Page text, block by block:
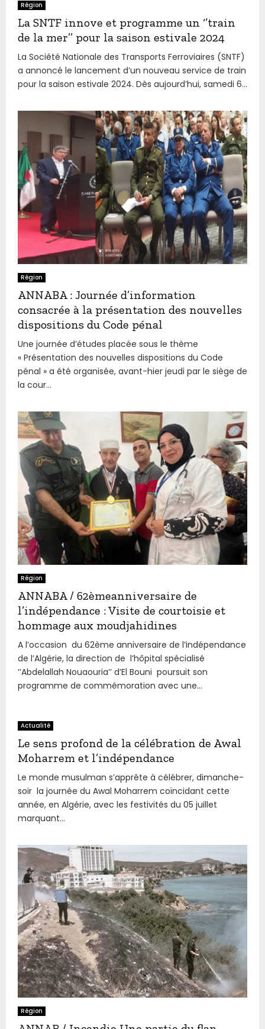
Région
La SNTF innove et programme un ‘’train
de la mer’’ pour la saison estivale 2024
La Société Nationale des Transports Ferroviaires (SNTF)
a annoncé le lancement d’un nouveau service de train
pour la saison estivale 2024. Dès aujourd’hui, samedi 6...
Région
ANNABA : Journée d’information
consacrée à la présentation des nouvelles
dispositions du Code pénal
Une journée d’études placée sous le thème
« Présentation des nouvelles dispositions du Code
pénal » a été organisée, avant-hier jeudi par le siège de
la cour...
Région
ANNABA / 62èmeanniversaire de
l’indépendance : Visite de courtoisie et
hommage aux moudjahidines
A l’occasion du 62ème anniversaire de l’indépendance
de l’Algérie, la direction de l’hôpital spécialisé
‘’Abdelallah Nouaouria’’ d’El Bouni poursuit son
programme de commémoration avec une...
Actualité
Le sens profond de la célébration de Awal
Moharrem et l’indépendance
Le monde musulman s’apprête à célébrer, dimanche-
soir la journée du Awal Moharrem coïncidant cette
année, en Algérie, avec les festivités du 05 juillet
marquant...
Région